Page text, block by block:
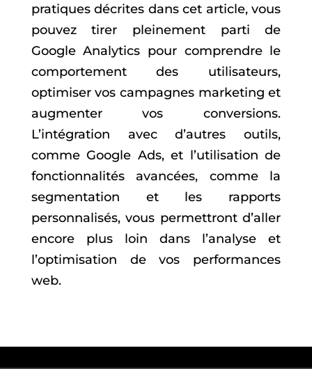
pratiques décrites dans cet article, vous
pouvez tirer pleinement parti de
Google Analytics pour comprendre le
comportement des utilisateurs,
optimiser vos campagnes marketing et
augmenter vos conversions.
L’intégration avec d’autres outils,
comme Google Ads, et l’utilisation de
fonctionnalités avancées, comme la
segmentation et les rapports
personnalisés, vous permettront d’aller
encore plus loin dans l’analyse et
l’optimisation de vos performances
web.